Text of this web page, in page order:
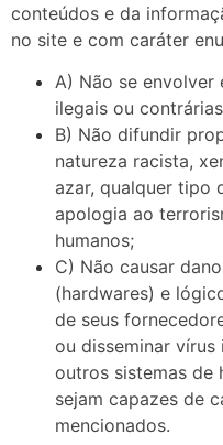
conteúdos e da
no site e com caráter
A) Não se envolver
ilegais ou
B) Não difundir
natureza racista,
azar, qualquer tipo
apologia ao
humanos;
C) Não causar
(hardwares) e
de seus
ou disseminar
outros sistemas de
sejam capazes de
mencionados.